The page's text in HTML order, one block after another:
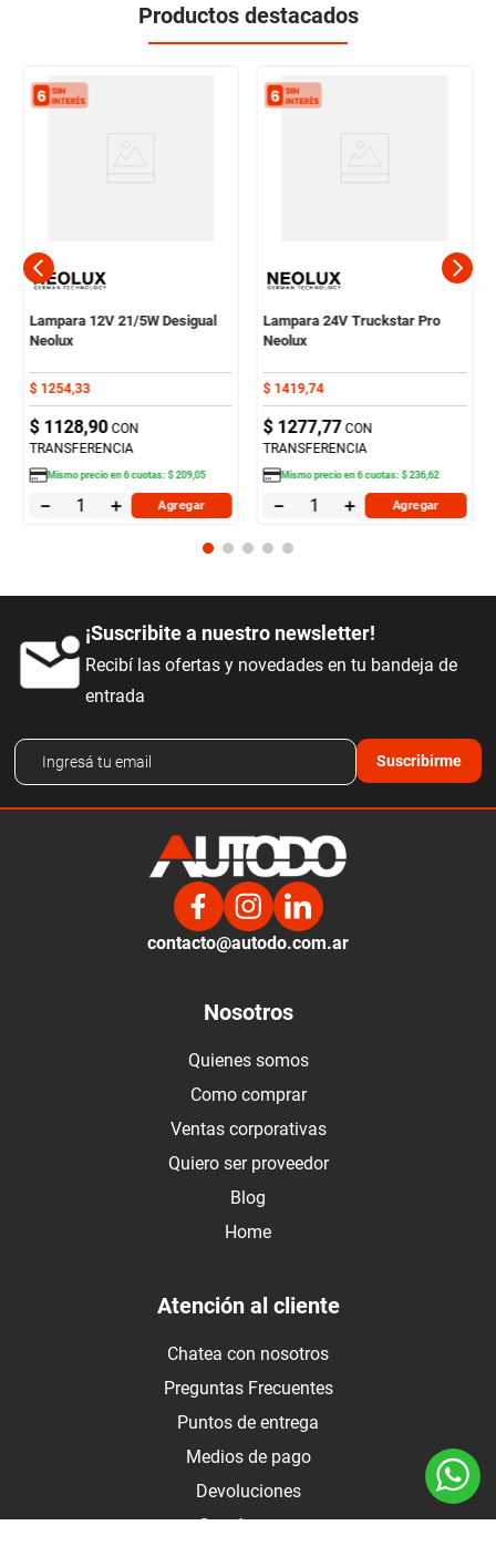
Productos destacados
Lampara 12V 21/5W Desigual
Neolux
$ 1254,33
$ 1128,90 CON
TRANSFERENCIA
Mismo precio en6cuotas:$ 209,05
＋
－ Agregar
Lampara 24V Truckstar Pro
Neolux
$ 1419,74
$ 1277,77 CON
TRANSFERENCIA
Mismo precio en6cuotas:$ 236,62
＋
－ Agregar
¡Suscribite a nuestro newsletter!
Recibí las ofertas y novedades en tu bandeja de
entrada
Suscribirme
contacto@autodo.com.ar
Nosotros
Quienes somos
Como comprar
Ventas corporativas
Quiero ser proveedor
Blog
Home
Atención al cliente
Chatea con nosotros
Preguntas Frecuentes
Puntos de entrega
Medios de pago
Devoluciones
Contáctanos